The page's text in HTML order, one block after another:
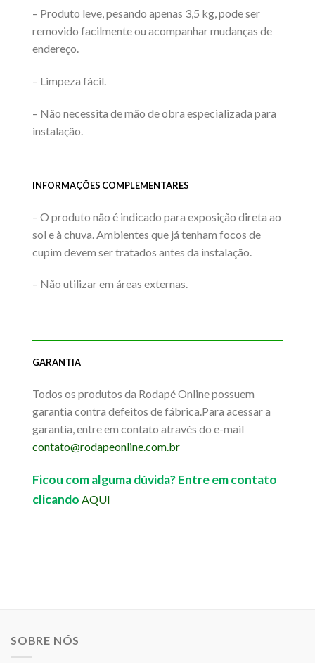
– Produto leve, pesando apenas 3,5 kg, pode ser
removido facilmente ou acompanhar mudanças de
endereço.
– Limpeza fácil.
– Não necessita de mão de obra especializada para
instalação.
INFORMAÇÕES COMPLEMENTARES
– O produto não é indicado para exposição direta ao
sol e à chuva. Ambientes que já tenham focos de
cupim devem ser tratados antes da instalação.
– Não utilizar em áreas externas.
GARANTIA
Todos os produtos da Rodapé Online possuem
garantia contra defeitos de fábrica.Para acessar a
garantia, entre em contato através do e-mail
contato@rodapeonline.com.br
Ficou com alguma dúvida? Entre em contato
clicando AQUI
SOBRE NÓS